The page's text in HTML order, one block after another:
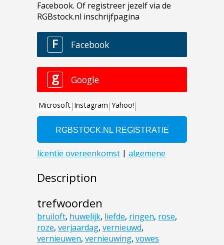
Description
trefwoorden
bruiloft, huwelijk, liefde, ringen, rose,
roze, verjaardag, vernieuwd,
vernieuwen, vernieuwing, vowes